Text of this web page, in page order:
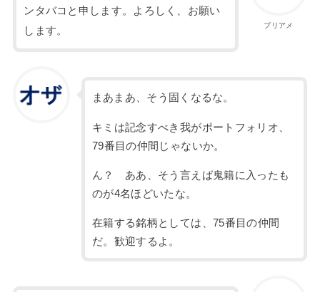
ブリアメ
ンタバコと申します。よろしく、お願い
します。
まあまあ、そう固くなるな。
キミは記念すべき我がポートフォリオ、
79番目の仲間じゃないか。
ん？ ああ、そう言えば鬼籍に入ったも
のが4名ほどいたな。
在籍する銘柄としては、75番目の仲間
だ。歓迎するよ。